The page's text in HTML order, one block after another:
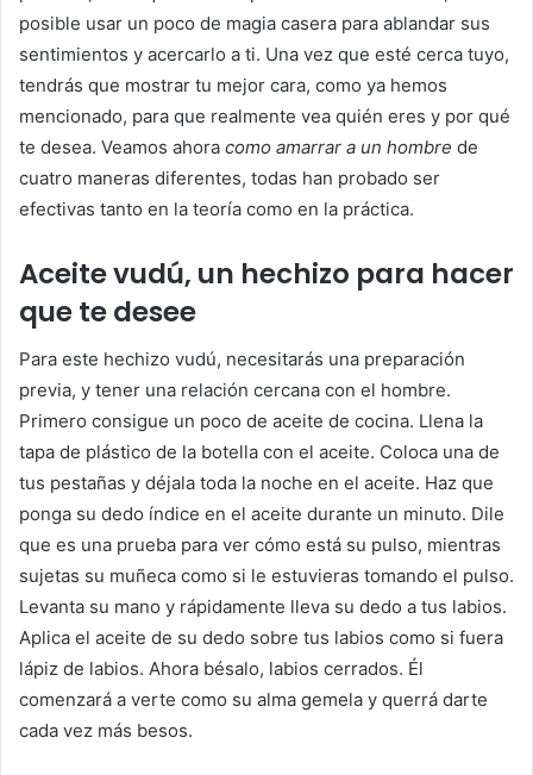
posible usar un poco de magia casera para ablandar sus
sentimientos y acercarlo a ti. Una vez que esté cerca tuyo,
tendrás que mostrar tu mejor cara, como ya hemos
mencionado, para que realmente vea quién eres y por qué
te desea. Veamos ahora como amarrar a un hombre de
cuatro maneras diferentes, todas han probado ser
efectivas tanto en la teoría como en la práctica.
Aceite vudú, un hechizo para hacer
que te desee
Para este hechizo vudú, necesitarás una preparación
previa, y tener una relación cercana con el hombre.
Primero consigue un poco de aceite de cocina. Llena la
tapa de plástico de la botella con el aceite. Coloca una de
tus pestañas y déjala toda la noche en el aceite. Haz que
ponga su dedo índice en el aceite durante un minuto. Dile
que es una prueba para ver cómo está su pulso, mientras
sujetas su muñeca como si le estuvieras tomando el pulso.
Levanta su mano y rápidamente lleva su dedo a tus labios.
Aplica el aceite de su dedo sobre tus labios como si fuera
lápiz de labios. Ahora bésalo, labios cerrados. Él
comenzará a verte como su alma gemela y querrá darte
cada vez más besos.